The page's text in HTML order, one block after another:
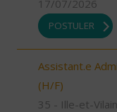
17/07/2026
POSTULER
Assistant.e
(H/F)
35 - Ille-et-